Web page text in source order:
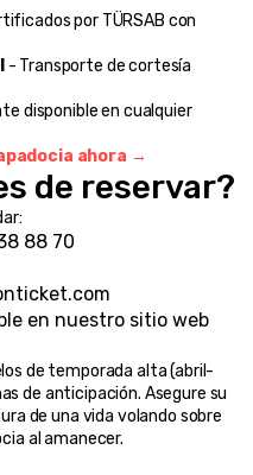
por TÜRSAB con
- Transporte de cortesía
disponible en cualquier
ahora →
de reservar?
88 70
en nuestro sitio web
de temporada alta (abril-
de anticipación. Asegure su
de una vida volando sobre
al amanecer.